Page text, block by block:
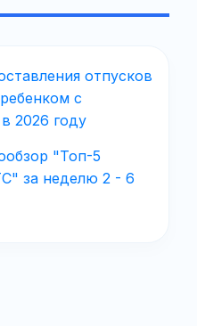
отпусков
с
2026 году
"Топ-5
за неделю 2 - 6